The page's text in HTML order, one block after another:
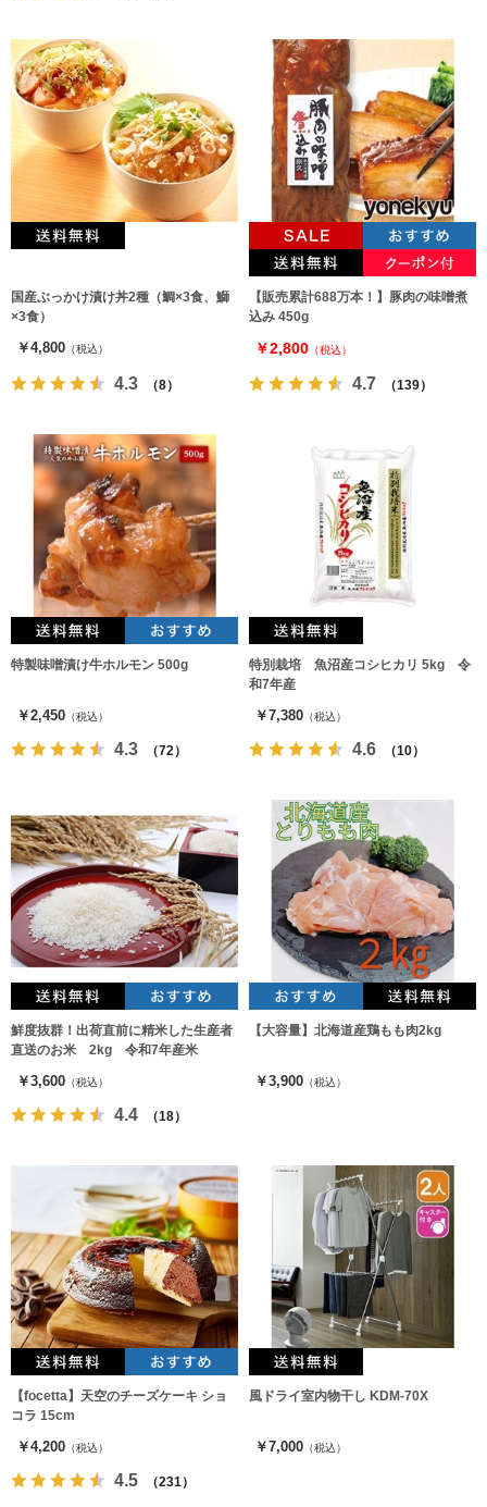
国産ぶっかけ漬け丼2種（鯛×3食、鰤
×3食）
￥4,800 （税込）
4.3 （8）
【販売累計688万本！】豚肉の味噌煮
込み 450g
￥2,800 （税込）
4.7 （139）
特製味噌漬け牛ホルモン 500g
￥2,450 （税込）
4.3 （72）
特別栽培 魚沼産コシヒカリ 5kg 令
和7年産
￥7,380 （税込）
4.6 （10）
鮮度抜群！出荷直前に精米した生産者
直送のお米 2kg 令和7年産米
￥3,600 （税込）
4.4 （18）
【大容量】北海道産鶏もも肉2kg
￥3,900 （税込）
【focetta】天空のチーズケーキ ショ
コラ 15cm
￥4,200 （税込）
4.5 （231）
風ドライ室内物干し KDM-70X
￥7,000 （税込）